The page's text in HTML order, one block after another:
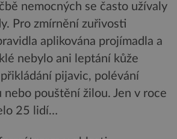
nemocných se často užívaly
Pro zmírnění zuřivosti
aplikována projímadla a
nebylo ani leptání kůže
pijavic, polévání
nebo pouštění žilou. Jen v roce
25 lidí…